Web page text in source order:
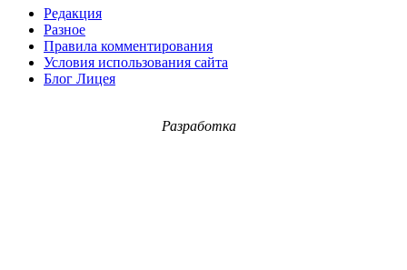
Редакция
Разное
Правила комментирования
Условия использования сайта
Блог Лицея
Разработка